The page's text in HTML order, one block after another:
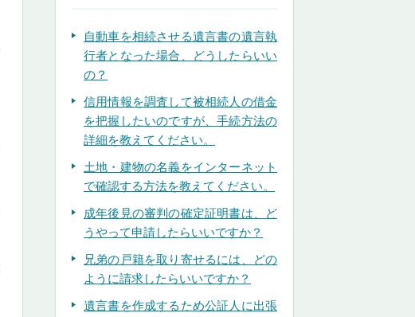
自動車を相続させる遺言書の遺言執
行者となった場合、どうしたらいい
の？
信用情報を調査して被相続人の借金
を把握したいのですが、手続方法の
詳細を教えてください。
土地・建物の名義をインターネット
で確認する方法を教えてください。
成年後見の審判の確定証明書は、ど
うやって申請したらいいですか？
兄弟の戸籍を取り寄せるには、どの
ように請求したらいいですか？
遺言書を作成するため公証人に出張